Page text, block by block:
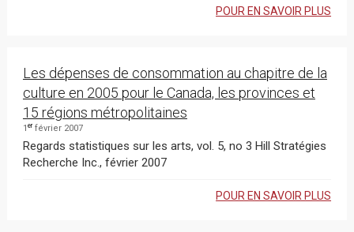
POUR EN SAVOIR PLUS
Les dépenses de consommation au chapitre de la
culture en 2005 pour le Canada, les provinces et
15 régions métropolitaines
1 erfévrier 2007
Regards statistiques sur les arts, vol. 5, no 3 Hill Stratégies
Recherche Inc., février 2007
POUR EN SAVOIR PLUS